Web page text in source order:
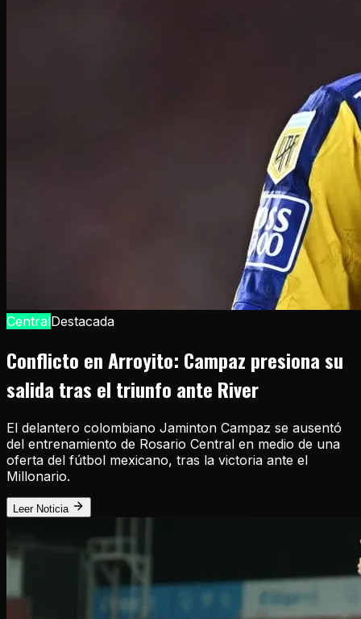
CentralDestacada
Conflicto en Arroyito: Campaz presiona su
salida tras el triunfo ante River
El delantero colombiano Jaminton Campaz se ausentó
del entrenamiento de Rosario Central en medio de una
oferta del fútbol mexicano, tras la victoria ante el
Millonario.
Leer Noticia